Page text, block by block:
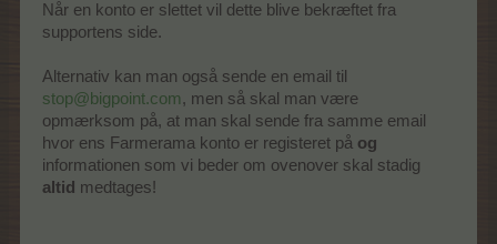
Når en konto er slettet vil dette blive bekræftet fra
supportens side.
Alternativ kan man også sende en email til
stop@bigpoint.com, men så skal man være
opmærksom på, at man skal sende fra samme email
hvor ens Farmerama konto er registeret på og
informationen som vi beder om ovenover skal stadig
altid medtages!